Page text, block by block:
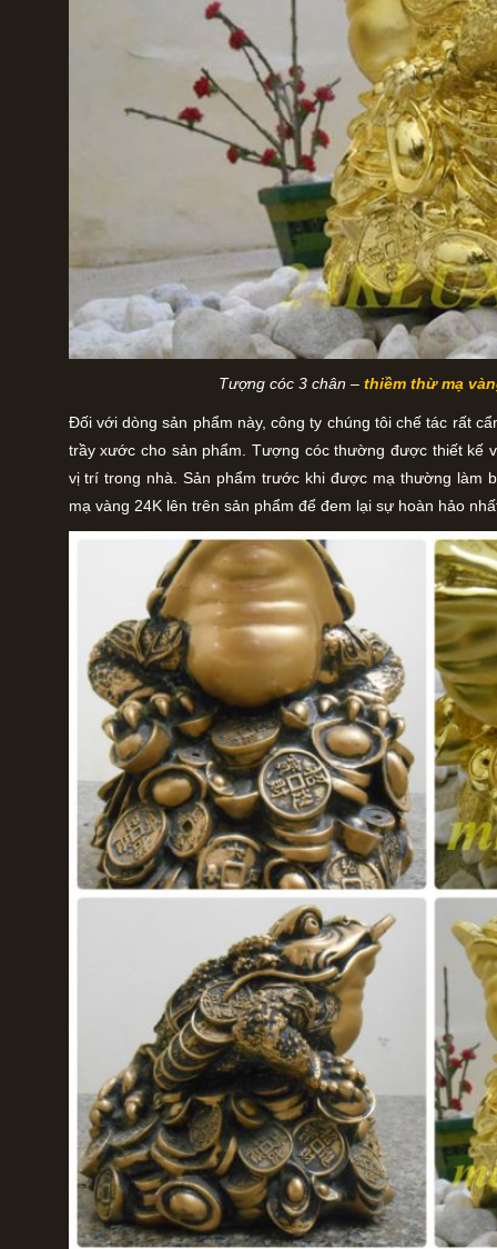
Tượng cóc 3 chân – thiềm thừ mạ
Đối với dòng sản phẩm này, công ty chúng tôi chế tác rất
trầy xước cho sản phẩm. Tượng cóc thường được thiết kế
vị trí trong nhà. Sản phẩm trước khi được mạ thường làm
mạ vàng 24K lên trên sản phẩm để đem lại sự hoàn hảo